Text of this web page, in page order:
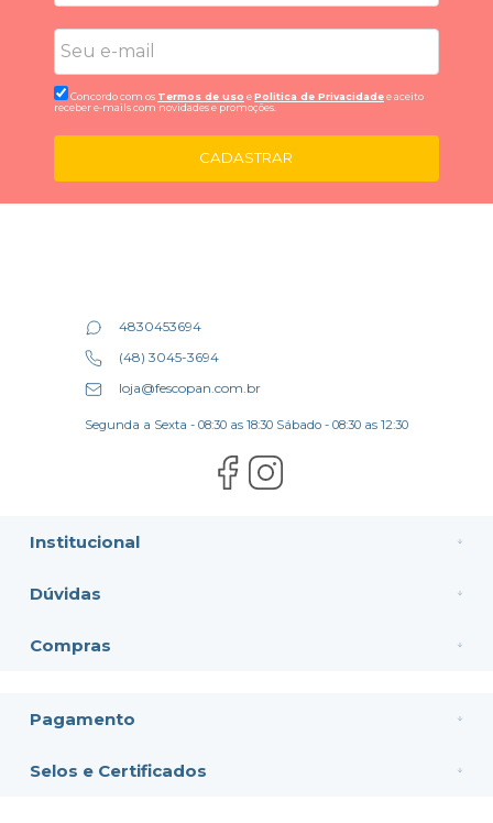
Concordo com os Termos de uso ePolitica de Privacidadee aceito
receber e-mails com novidades e promoções.
CADASTRAR
Institucional
Dúvidas
Compras
4830453694
(48) 3045-3694
loja@fescopan.com.br
Segunda a Sexta - 08:30 as 18:30 Sábado - 08:30 as 12:30
Pagamento
Selos e Certificados